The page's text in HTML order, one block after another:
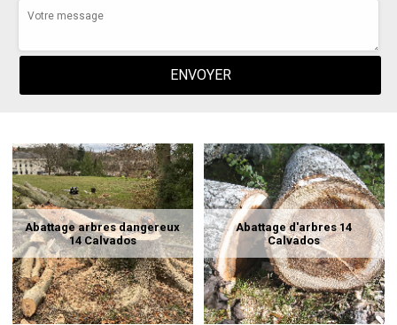
Abattage arbres dangereux
14 Calvados
Abattage d'arbres 14
Calvados